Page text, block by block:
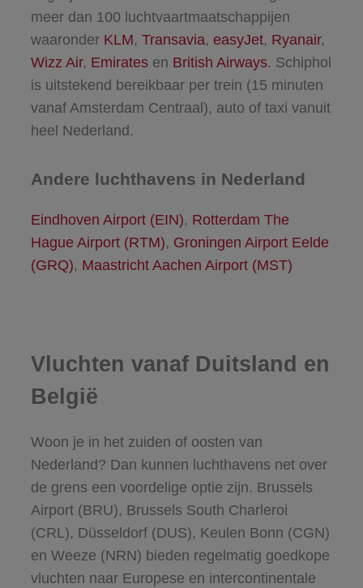
meer dan 100 luchtvaartmaatschappijen
waaronder KLM, Transavia, easyJet, Ryanair,
Wizz Air, Emiratesen British Airways. Schiphol
is uitstekend bereikbaar per trein (15 minuten
vanaf Amsterdam Centraal), auto of taxi vanuit
heel Nederland.
Andere luchthavens in Nederland
Eindhoven Airport (EIN), Rotterdam The
Hague Airport (RTM), Groningen Airport Eelde
(GRQ), Maastricht Aachen Airport (MST)
Vluchten vanaf Duitsland en
België
Woon je in het zuiden of oosten van
Nederland? Dan kunnen luchthavens net over
de grens een voordelige optie zijn. Brussels
Airport (BRU), Brussels South Charleroi
(CRL), Düsseldorf (DUS), Keulen Bonn (CGN)
en Weeze (NRN) bieden regelmatig goedkope
vluchten naar Europese en intercontinentale